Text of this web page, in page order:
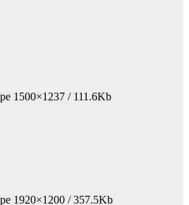
1500×1237 / 111.6Kb
1920×1200 / 357.5Kb